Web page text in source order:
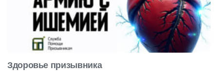
Здоровье призывника